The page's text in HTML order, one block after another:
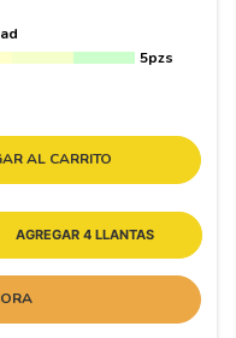
5pzs
AL CARRITO
AGREGAR 4 LLANTAS